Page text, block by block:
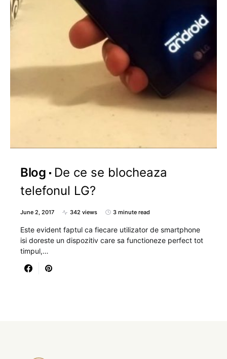
Blog
De ce se blocheaza
telefonul LG?
June 2, 2017 342 views 3 minute read
Este evident faptul ca fiecare utilizator de smartphone
isi doreste un dispozitiv care sa functioneze perfect tot
timpul,…